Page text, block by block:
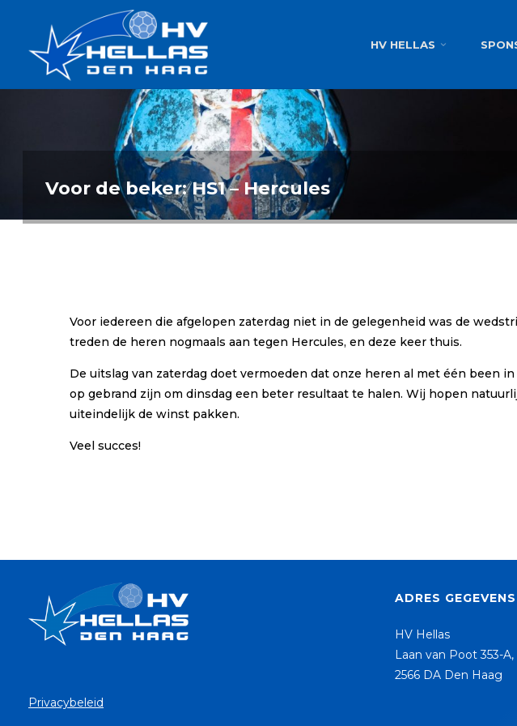
AMBITIE
HV HELLAS
Voor de beker: HS1 – Hercules
Voor iedereen die afgelopen zaterdag niet in de gelegenheid was de
treden de heren nogmaals aan tegen Hercules, en deze keer thuis.
De uitslag van zaterdag doet vermoeden dat onze heren al met één been
op gebrand zijn om dinsdag een beter resultaat te halen. Wij hopen
uiteindelijk de winst pakken.
Veel succes!
Privacybeleid
ADRES GEGEVENS
HV Hellas
Laan van Poot 353-A,
2566 DA Den Haag